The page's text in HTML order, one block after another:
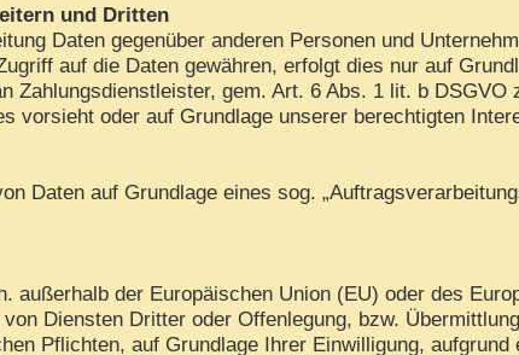
und Dritten
Daten gegenüber anderen Personen und
auf die Daten gewähren, erfolgt dies nur auf
Zahlungsdienstleister, gem. Art. 6 Abs. 1 lit. b
vorsieht oder auf Grundlage unserer berechtigten
Daten auf Grundlage eines sog.
außerhalb der Europäischen Union (EU) oder des
Diensten Dritter oder Offenlegung, bzw.
Pflichten, auf Grundlage Ihrer Einwilligung,